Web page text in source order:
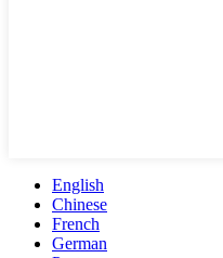
English
Chinese
French
German